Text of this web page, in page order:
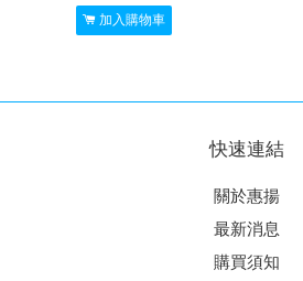
加入購物車
快速連結
關於惠揚
最新消息
購買須知